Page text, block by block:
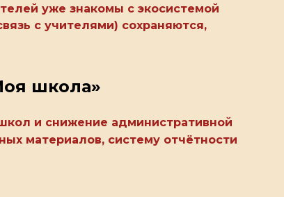
уже знакомы с экосистемой
с учителями) сохраняются,
школа»
и снижение административной
материалов, систему отчётности